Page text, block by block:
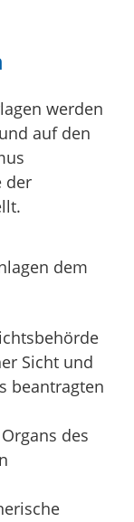
werden
auf den
der
dem
Sicht und
beantragten
des